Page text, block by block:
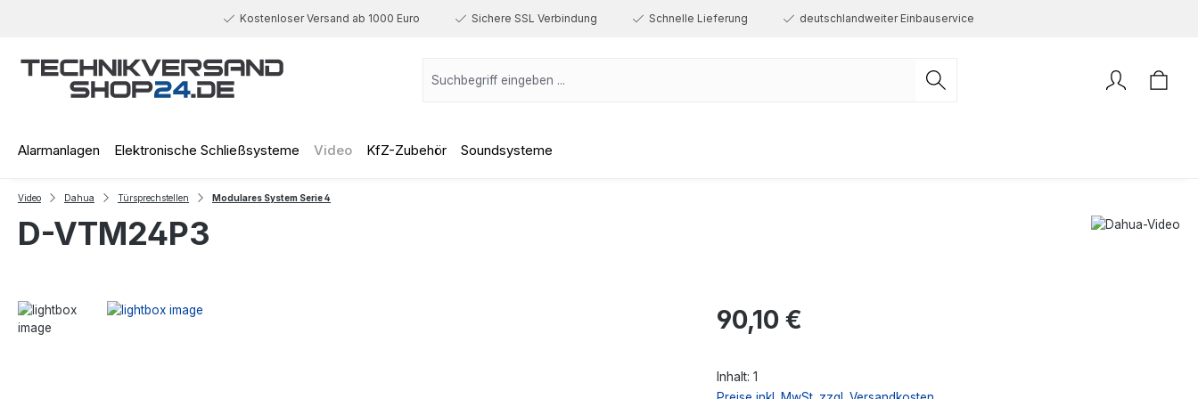
Kostenloser Versand ab 1000 Euro Sichere SSL Verbindung Schnelle Lieferung deutschlandweiter Einbauservice
Alarmanlagen Elektronische Schließsysteme Video KfZ-Zubehör Soundsysteme
Video Dahua Türsprechstellen Modulares System Serie 4
D-VTM24P3
Regulärer Preis:
90,10 €
Inhalt: 1